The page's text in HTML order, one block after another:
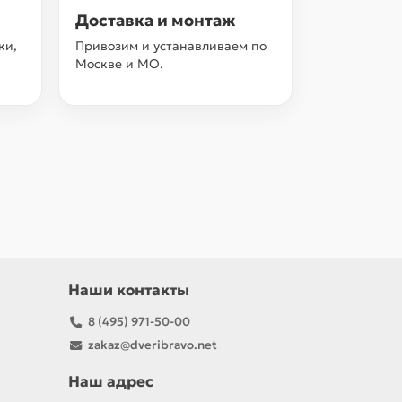
Доставка и монтаж
Привозим и устанавливаем по
Москве и МО.
Наши контакты
8 (495) 971-50-00
zakaz@dveribravo.net
Наш адрес